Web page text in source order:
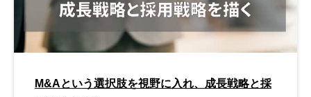
M&Aという選択肢を視野に入れ、成長戦略と採